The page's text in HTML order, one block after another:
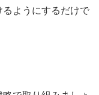
ようにするだけで